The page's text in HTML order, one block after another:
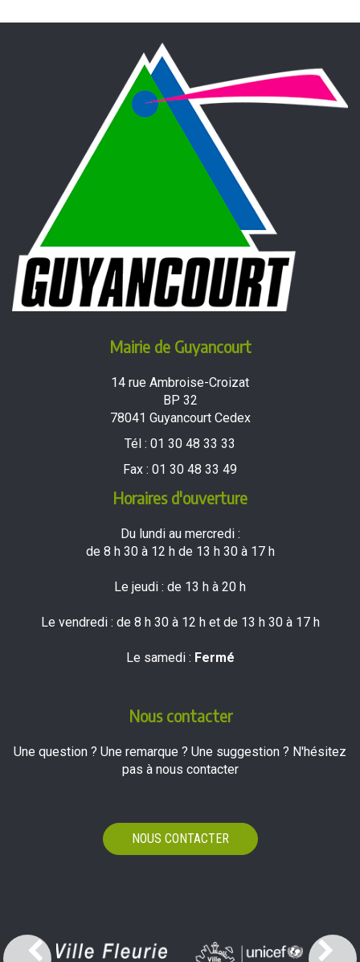
Mairie de Guyancourt
14 rue Ambroise-Croizat
BP 32
78041 Guyancourt Cedex
Tél : 01 30 48 33 33
Fax : 01 30 48 33 49
Horaires d'ouverture
Du lundi au mercredi :
de 8 h 30 à 12 h de 13 h 30 à 17 h
Le jeudi : de 13 h à 20 h
Le vendredi : de 8 h 30 à 12 h et de 13 h 30 à 17 h
Le samedi : Fermé
Nous contacter
Une question ? Une remarque ? Une suggestion ? N'hésitez
pas à nous contacter
NOUS CONTACTER